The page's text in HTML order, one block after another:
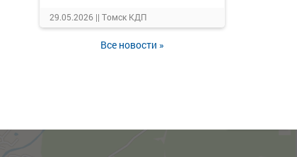
29.05.2026 || Томск КДП
Все новости »